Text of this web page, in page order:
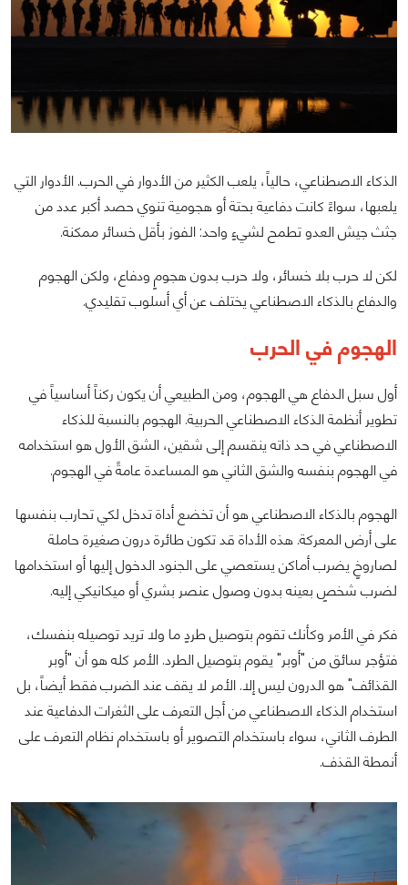
الذكاء الاصطناعي، حالياً، يلعب الكثير من الأدوار في الحرب. الأدوار التي
يلعبها، سواءً كانت دفاعية بحتة أو هجومية تنوي حصد أكبر عدد من
جثث جيش العدو تطمح لشيءٍ واحد: الفوز بأقل خسائر ممكنة.
لكن لا حرب بلا خسائر، ولا حرب بدون هجومٍ ودفاع، ولكن الهجوم
والدفاع بالذكاء الاصطناعي يختلف عن أي أسلوب تقليدي.
الهجوم في الحرب
أول سبل الدفاع هي الهجوم، ومن الطبيعي أن يكون ركناً أساسياً في
تطوير أنظمة الذكاء الاصطناعي الحربية. الهجوم بالنسبة للذكاء
الاصطناعي في حد ذاته ينقسم إلى شقين، الشق الأول هو استخدامه
في الهجوم بنفسه والشق الثاني هو المساعدة عامةً في الهجوم.
الهجوم بالذكاء الاصطناعي هو أن تخضع أداة تدخل لكي تحارب بنفسها
على أرض المعركة. هذه الأداة قد تكون طائرة درون صغيرة حاملة
لصاروخٍ يضرب أماكن يستعصي على الجنود الدخول إليها أو استخدامها
لضرب شخصٍ بعينه بدون وصول عنصر بشري أو ميكانيكي إليه.
فكر في الأمر وكأنك تقوم بتوصيل طردٍ ما ولا تريد توصيله بنفسك،
فتؤجر سائق من "أوبر" يقوم بتوصيل الطرد. الأمر كله هو أن "أوبر
القذائف" هو الدرون ليس إلا. الأمر لا يقف عند الضرب فقط أيضاً، بل
استخدام الذكاء الاصطناعي من أجل التعرف على الثغرات الدفاعية عند
الطرف الثاني، سواء باستخدام التصوير أو باستخدام نظام التعرف على
أنمطة القذف.